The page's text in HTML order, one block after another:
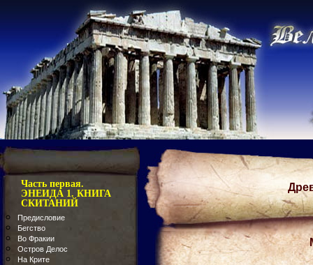
Часть первая.
ЭНЕИДА 1. КНИГА
СКИТАНИЙ
Предисловие
Бегство
Во Фракии
Остров Делос
На Крите